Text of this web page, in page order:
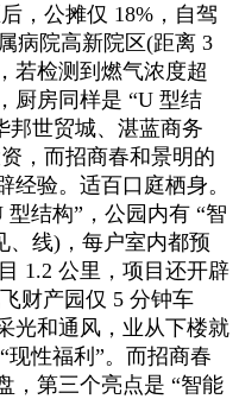
，公摊仅 18%，自驾
病院高新院区(距离 3
若检测到燃气浓度超
厨房同样是 “U 型结
邦世贸城、湛蓝商务
，而招商春和景明的
验。适百口庭栖身。
结构”，公园内有 “智
、线)，每户室内都预
1.2 公里，项目还开辟
财产园仅 5 分钟车
光和通风，业从下楼就
性福利”。而招商春
，第三个亮点是 “智能